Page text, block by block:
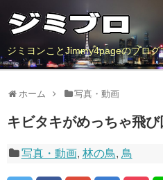
ジミヨンことJimmy4pageのブログ
ホーム 写真・動画
キビタキがめっちゃ飛び
写真・動画, 林の鳥, 鳥